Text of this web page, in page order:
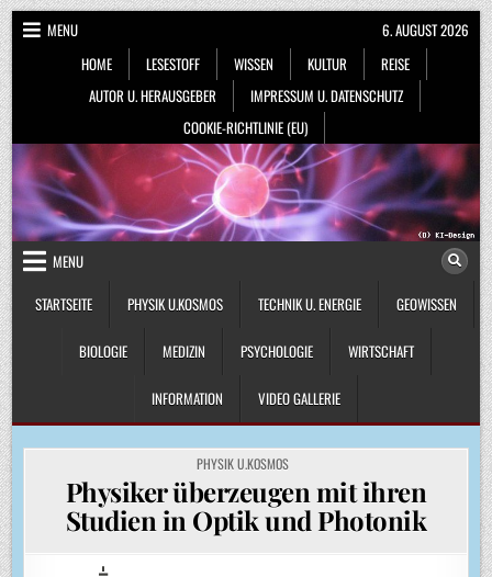
Skip
to
content
MENU
HOME
LESESTOFF WISSEN KULTUR
REISE
AUTOR U. HERAUSGEBER
IMPRESSUM U. DATENSCHUTZ
COOKIE-RICHTLINIE (EU)
6. AUGUST 2026
MENU
STARTSEITE
PHYSIK U.KOSMOS TECHNIK U. ENERGIE GEOWISSEN
BIOLOGIE MEDIZIN PSYCHOLOGIE WIRTSCHAFT
INFORMATION VIDEO GALLERIE
POSTED
IN
PHYSIK U.KOSMOS
Physiker überzeugen mit ihren
Studien in Optik und Photonik